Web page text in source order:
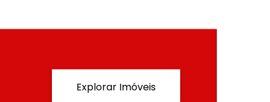
Explorar Imóveis